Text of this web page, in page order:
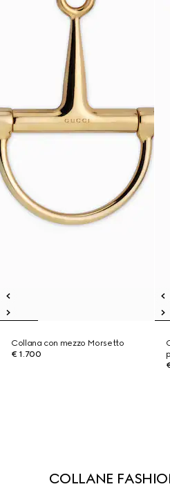
Collana con mezzo Morsetto
€ 1.700
COLLANE